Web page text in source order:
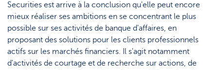
Securities est arrive à la conclusion qu'elle peut encore
mieux réaliser ses ambitions en se concentrant le plus
possible sur ses activités de banque d'affaires, en
proposant des solutions pour les clients professionnels
actifs sur les marchés financiers. Il s'agit notamment
d'activités de courtage et de recherche sur actions, de